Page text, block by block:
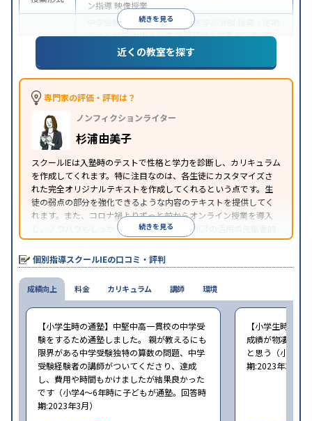
続きを見る
ン指導 映像授業
中学受験 高校受験大学受験 医学部受験
テスト対策内申点対策学習習慣の定着総合型選抜
(旧AO)対策 推薦入試対策学校別特化対策
中高一貫校生に対応
可能季節講習のみの受講可
※2023年3月調査。小学校高学年の個別指導塾アンケート調査方法
近くの教室を探す
専門家の評価・評判は？
ノンフィクションライター
杉浦由美子
スクールIEは入塾時のテストで性格と学力を診断し、カリキュラム
を作成してくれます。特に注目なのは、各生徒にカスタマイズさ
れた完全オリジナルテキストを作成してくれるという点です。生
徒の弱点の部分を強化できるような内容のテキストを提供してく
れます。また、コロナ禍よりずっと前からオンライン授業を導入
し、ノウハウもしっかりとしています。AIやICTの活用の先駆者的
な個別指導塾です。
続きを見る
個別指導スクールIEの口コミ・評判
成績向上
【小学生時の通塾】中堅中高一貫校の中学受
験をするため通塾しました。 親が教えるにも
限界がある中学受験独特の算数の問題、中学
受験経験者の講師がついてくださり、達成
し、費用や時間もかけましたが結果良かった
です（小学4〜6年時に子どもが通塾。回答時
期:2023年3月）
【小学生時の通
成績が物凄く悪
と思う（小学6
期:2023年3月）
料金 カリキュラム 講師 環境